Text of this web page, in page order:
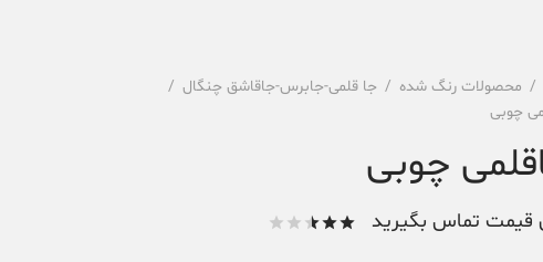
/ محصولات رنگ شده / جا قلمی-جابرس-جاقاشق چنگال /
چوبی
چوبی
قیمت تماس بگیرید